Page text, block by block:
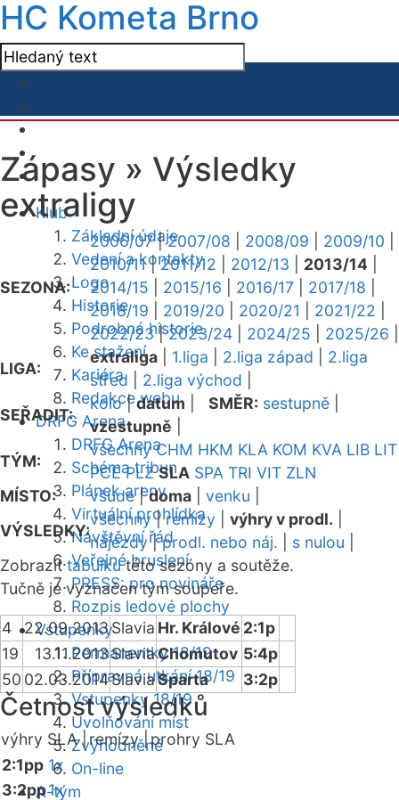
HC Kometa Brno
Klub
Základní údaje
Vedení a kontakty
Logo
Historie
Podrobná historie
Ke stažení
Kariéra
Redakce webu
DRFG Arena
DRFG Arena
Schéma tribun
Plánek areny
Virtuální prohlídka
Návštěvní řád
Veřejné bruslení
PRESS: pro novináře
Rozpis ledové plochy
Vstupenky
Permanentky 18/19
Přípravná utkání 18/19
Vstupenky 18/19
Uvolňování míst
Zvýhodněné
On-line
A-tým
Zápasy » Výsledky
extraligy
SEZONA:
2006/07|2007/08 2008/09 2009/10
2010/11|2011/12 2012/13 2013/14
2014/15
2015/16 2016/17 2017/18
2018/19
2019/20 2020/21 2021/22
2022/23|2023/24 2024/25 2025/26
LIGA:
extraliga 1.liga 2.liga západ
2.liga
střed
2.liga východ
SEŘADIT:
kolo|datum SMĚR: sestupně
vzestupně
TÝM:
všechny CHM HKM KLA KOM KVA LIB LIT
PCE PLZ SLA SPA TRI VIT ZLN
MÍSTO:
všude|doma venku
VÝSLEDKY:
všechny|remízy výhry v prodl.
nájezdy|prodl. nebo náj. s nulou
Zobrazittabulkutéto sezóny a soutěže.
Tučně je vyznačen tým soupeře.
4 22.09.2013Slavia Hr. Králové 2:1p
19
13.11.2013SlaviaChomutov 5:4p
50 02.03.2014SlaviaSparta 3:2p
Četnost výsledků
výhry SLA | remízy |prohry SLA
2:1pp 1x
3:2pp1x